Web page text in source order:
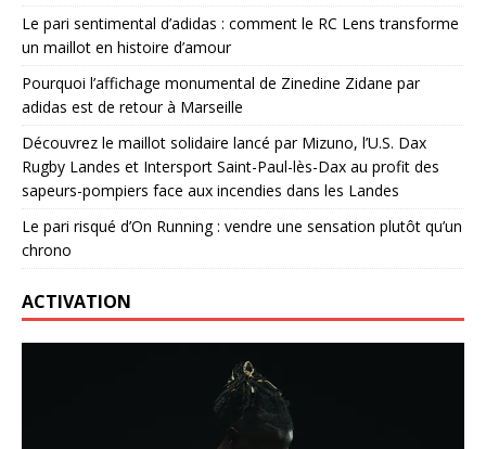
Le pari sentimental d’adidas : comment le RC Lens transforme
un maillot en histoire d’amour
Pourquoi l’affichage monumental de Zinedine Zidane par
adidas est de retour à Marseille
Découvrez le maillot solidaire lancé par Mizuno, l’U.S. Dax
Rugby Landes et Intersport Saint-Paul-lès-Dax au profit des
sapeurs-pompiers face aux incendies dans les Landes
Le pari risqué d’On Running : vendre une sensation plutôt qu’un
chrono
ACTIVATION